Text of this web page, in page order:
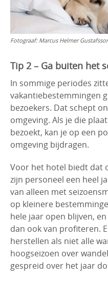
Fotograaf: Marcus Helmer
Tip 2 – Ga buiten het
In sommige periodes
vakantiebestemmingen
bezoekers. Dat schept
omgeving. Als je die
bezoekt, kan je op een
omgeving bijdragen.
Voor het hotel biedt dat
zijn personeel een heel
van alleen met
op kleinere
hele jaar open blijven,
dan ook van profiteren.
herstellen als niet alle
hoogseizoen over
gespreid over het jaar